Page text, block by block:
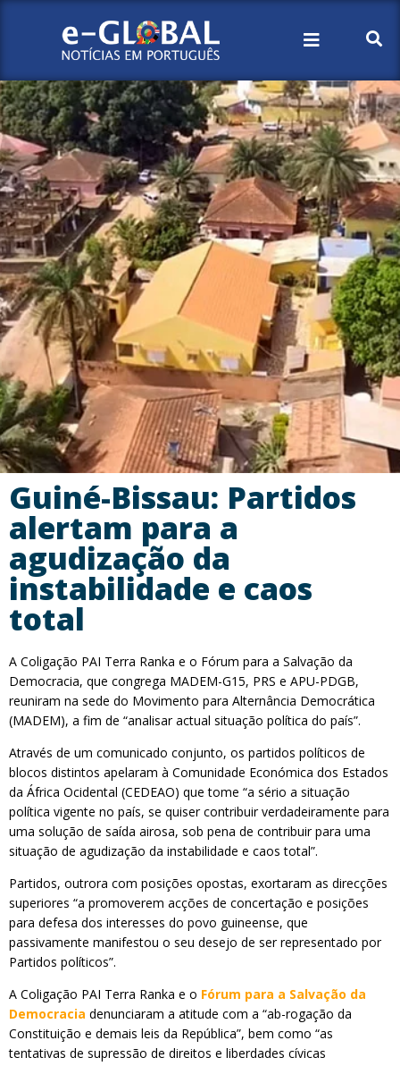
Guiné-Bissau: Partidos
alertam para a
agudização da
instabilidade e caos
total
A Coligação PAI Terra Ranka e o Fórum para a Salvação da
Democracia, que congrega MADEM-G15, PRS e APU-PDGB,
reuniram na sede do Movimento para Alternância Democrática
(MADEM), a fim de “analisar actual situação política do país”.
Através de um comunicado conjunto, os partidos políticos de
blocos distintos apelaram à Comunidade Económica dos Estados
da África Ocidental (CEDEAO) que tome “a sério a situação
política vigente no país, se quiser contribuir verdadeiramente para
uma solução de saída airosa, sob pena de contribuir para uma
situação de agudização da instabilidade e caos total”.
Partidos, outrora com posições opostas, exortaram as direcções
superiores “a promoverem acções de concertação e posições
para defesa dos interesses do povo guineense, que
passivamente manifestou o seu desejo de ser representado por
Partidos políticos”.
A Coligação PAI Terra Ranka e o Fórum para a Salvação da
Democracia denunciaram a atitude com a “ab-rogação da
Constituição e demais leis da República”, bem como “as
tentativas de supressão de direitos e liberdades cívicas